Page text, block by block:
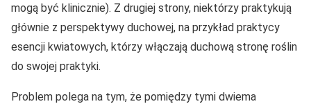
mogą być klinicznie). Z drugiej strony, niektórzy praktykują
głównie z perspektywy duchowej, na przykład praktycy
esencji kwiatowych, którzy włączają duchową stronę roślin
do swojej praktyki.
Problem polega na tym, że pomiędzy tymi dwiema